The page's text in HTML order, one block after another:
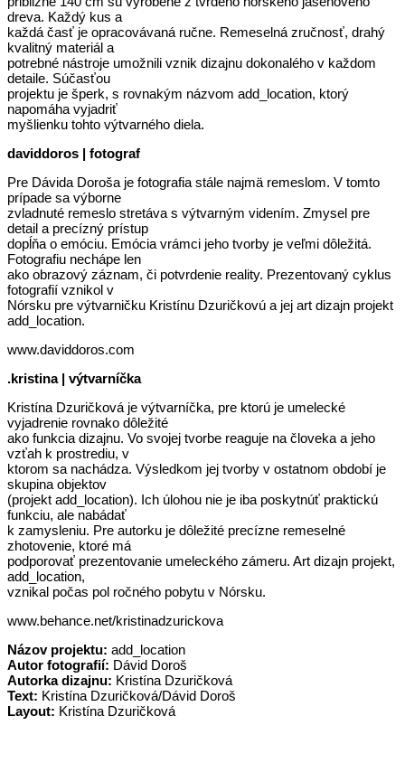
dreva. Každý kus a
každá časť je opracovávaná ručne. Remeselná zručnosť, drahý
kvalitný materiál a
potrebné nástroje umožnili vznik dizajnu dokonalého v každom
detaile. Súčasťou
projektu je šperk, s rovnakým názvom add_location, ktorý
napomáha vyjadriť
myšlienku tohto výtvarného diela.
daviddoros | fotograf
Pre Dávida Doroša je fotografia stále najmä remeslom. V tomto
prípade sa výborne
zvladnuté remeslo stretáva s výtvarným videním. Zmysel pre
detail a precízný prístup
dopĺňa o emóciu. Emócia vrámci jeho tvorby je veľmi dôležitá.
Fotografiu nechápe len
ako obrazový záznam, či potvrdenie reality. Prezentovaný cyklus
fotografií vznikol v
Nórsku pre výtvarničku Kristínu Dzuričkovú a jej art dizajn projekt
add_location.
www.daviddoros.com
.kristina | výtvarníčka
Kristína Dzuričková je výtvarníčka, pre ktorú je umelecké
vyjadrenie rovnako dôležité
ako funkcia dizajnu. Vo svojej tvorbe reaguje na človeka a jeho
vzťah k prostrediu, v
ktorom sa nachádza. Výsledkom jej tvorby v ostatnom období je
skupina objektov
(projekt add_location). Ich úlohou nie je iba poskytnúť praktickú
funkciu, ale nabádať
k zamysleniu. Pre autorku je dôležité precízne remeselné
zhotovenie, ktoré má
podporovať prezentovanie umeleckého zámeru. Art dizajn projekt,
add_location,
vznikal počas pol ročného pobytu v Nórsku.
www.behance.net/kristinadzurickova
Názov projektu: add_location
Autor fotografií: Dávid Doroš
Autorka dizajnu: Kristína Dzuričková
Text: Kristína Dzuričková/Dávid Doroš
Layout: Kristína Dzuričková